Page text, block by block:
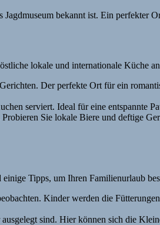
bekannt ist. Ein perfekter
lokale und internationale Küche
Der perfekte Ort für ein
serviert. Ideal für eine entspannte
Sie lokale Biere und deftige
Tipps, um Ihren Familienurlaub
Kinder werden die
sind. Hier können sich die